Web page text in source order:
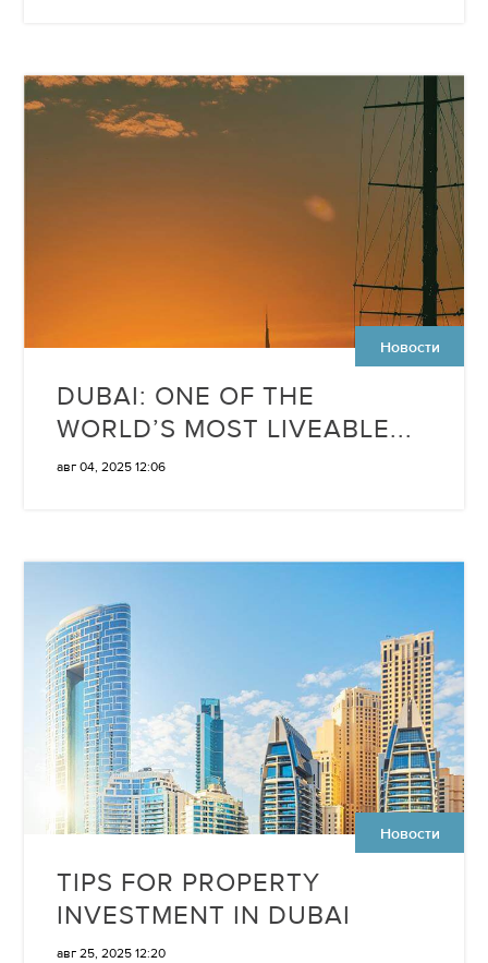
Новости
DUBAI: ONE OF THE
WORLD’S MOST LIVEABLE...
авг 04, 2025 12:06
Новости
TIPS FOR PROPERTY
INVESTMENT IN DUBAI
авг 25, 2025 12:20